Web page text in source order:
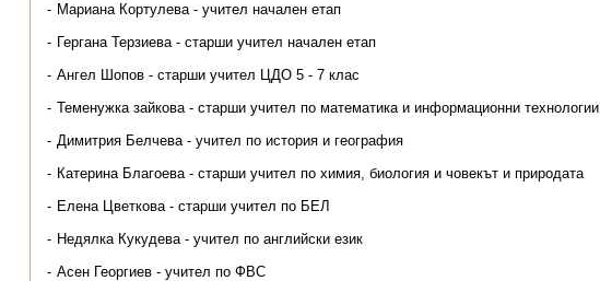
Мариана Кортулева - учител начален етап
Гергана Терзиева - старши учител начален етап
Ангел Шопов - старши учител ЦДО 5 - 7 клас
Теменужка зайкова - старши учител по математика и информационни технологии
Димитрия Белчева - учител по история и география
Катерина Благоева - старши учител по химия, биология и човекът и природата
Елена Цветкова - старши учител по БЕЛ
Недялка Кукудева - учител по английски език
Асен Георгиев - учител по ФВС